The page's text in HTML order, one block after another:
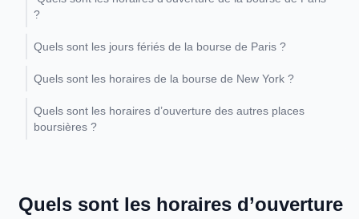
?
Quels sont les jours fériés de la bourse de Paris ?
Quels sont les horaires de la bourse de New York ?
Quels sont les horaires d’ouverture des autres places
boursières ?
Quels sont les horaires d’ouverture